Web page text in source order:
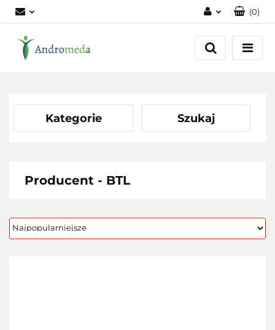
Zaloguj się
Zarejestruj się
(0)
Kategorie Szukaj
Producent - BTL